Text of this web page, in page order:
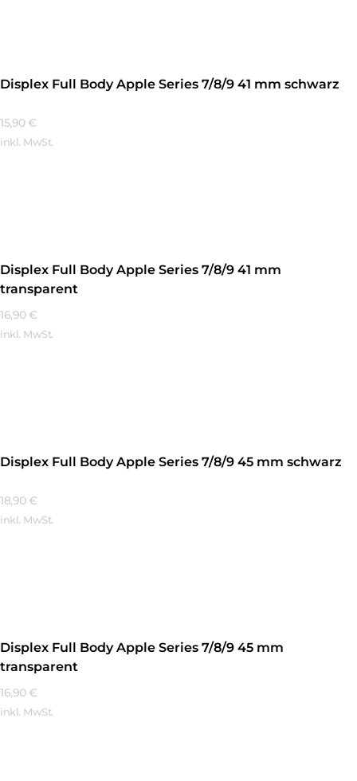
Displex Full Body Apple Series 7/8/9 41 mm schwarz
15,90 €
inkl. MwSt.
Displex Full Body Apple Series 7/8/9 41 mm
transparent
16,90 €
inkl. MwSt.
Displex Full Body Apple Series 7/8/9 45 mm schwarz
18,90 €
inkl. MwSt.
Displex Full Body Apple Series 7/8/9 45 mm
transparent
16,90 €
inkl. MwSt.